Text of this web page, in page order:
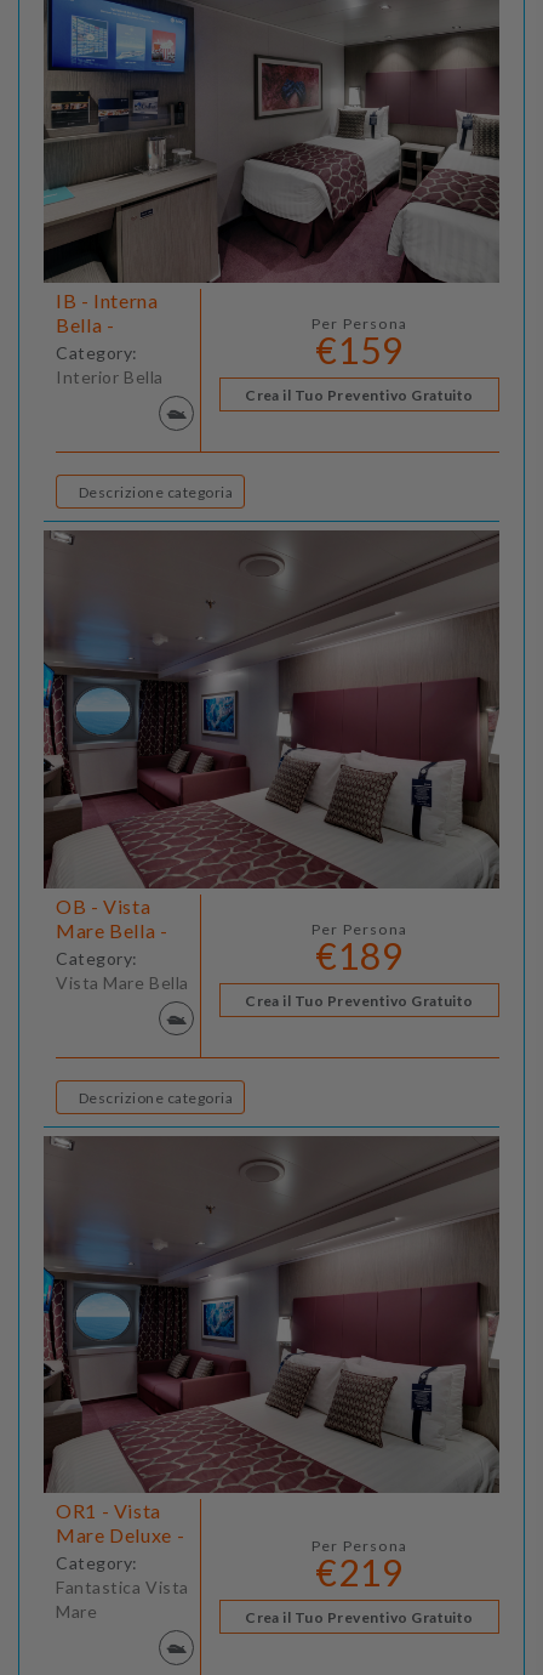
IB - Interna
Bella -
Category:
Interior Bella
Per Persona
€159
Crea il Tuo Preventivo Gratuito
Descrizione categoria
OB - Vista
Mare Bella -
Category:
Vista Mare Bella
Per Persona
€189
Crea il Tuo Preventivo Gratuito
Descrizione categoria
OR1 - Vista
Mare Deluxe -
Category:
Fantastica Vista
Mare
Per Persona
€219
Crea il Tuo Preventivo Gratuito